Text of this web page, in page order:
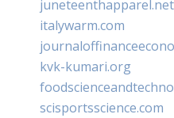
juneteenthapparel.net
italywarm.com
kvk-kumari.org
scisportsscience.com